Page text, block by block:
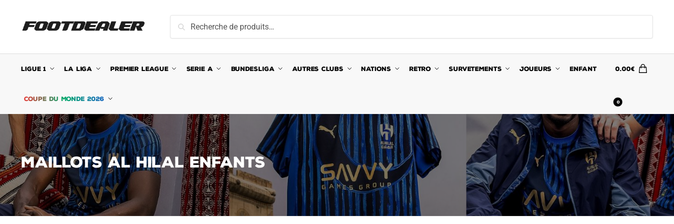
navigation
content
pour :
Recherche
LIGUE 1 LA LIGA PREMIER LEAGUE SERIE A BUNDESLIGA AUTRES CLUBS NATIONS RETRO SURVETEMENTS JOUEURS ENFANT
COUPE DU MONDE 2026
0.00€
0
MAILLOTS AL HILAL ENFANTS